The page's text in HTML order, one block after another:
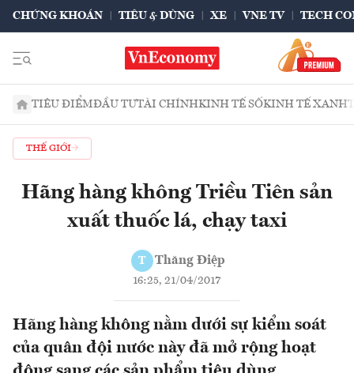
CHỨNG KHOÁN TIÊU & DÙNG XE VNE TV TECH
TIÊU ĐIỂMĐẦU TƯTÀI CHÍNHKINH TẾ SỐKINH TẾ XANH
THẾ GIỚI
Hãng hàng không Triều Tiên sản
xuất thuốc lá, chạy taxi
T Thăng Điệp
16:25, 21/04/2017
Hãng hàng không nằm dưới sự kiểm soát
của quân đội nước này đã mở rộng hoạt